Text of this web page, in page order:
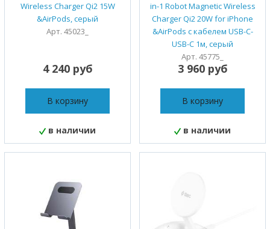
Wireless Charger Qi2 15W
&AirPods, серый
Арт. 45023_
4 240 руб
В корзину
в наличии
in-1 Robot Magnetic Wireless
Charger Qi2 20W for iPhone
&AirPods с кабелем USB-C-
USB-C 1м, серый
Арт. 45775_
3 960 руб
В корзину
в наличии